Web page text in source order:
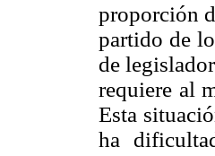
proporción
partido de
de
requiere al
Esta
ha